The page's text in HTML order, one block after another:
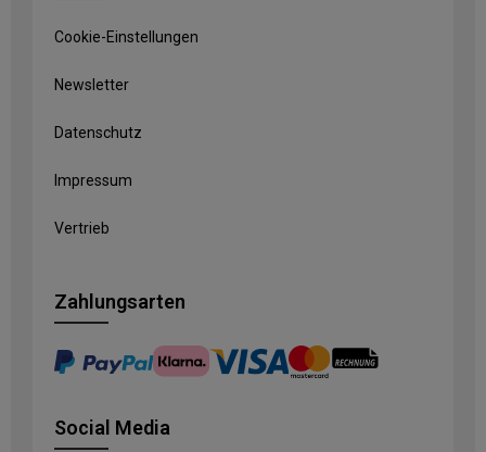
Cookie-Einstellungen
Newsletter
Datenschutz
Impressum
Vertrieb
Zahlungsarten
Social Media